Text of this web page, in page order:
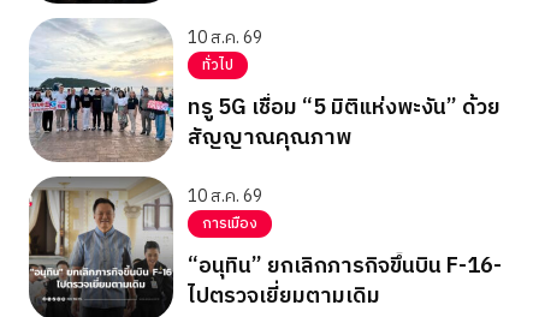
10 ส.ค. 69
ทั่วไป
ทรู 5G เชื่อม “5 มิติแห่งพะงัน” ด้วย
สัญญาณคุณภาพ
10 ส.ค. 69
การเมือง
“อนุทิน” ยกเลิกภารกิจขึ้นบิน F-16-
ไปตรวจเยี่ยมตามเดิม